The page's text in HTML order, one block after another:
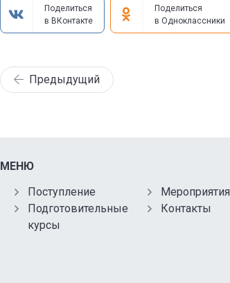
Поделиться
в ВКонтакте
Поделиться
в Одноклассники
Предыдущий
МЕНЮ
Поступление
Мероприятия
Подготовительные
курсы
Контакты